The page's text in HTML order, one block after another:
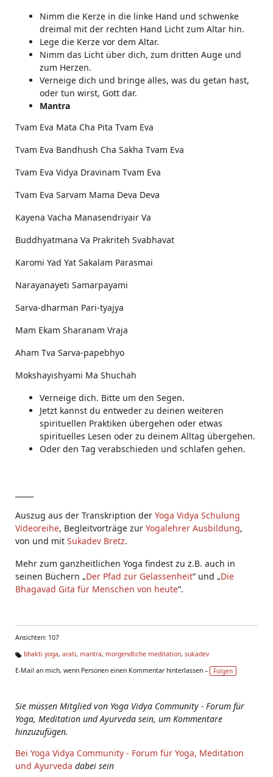
Nimm die Kerze in die linke Hand und schwenke
dreimal mit der rechten Hand Licht zum Altar hin.
Lege die Kerze vor dem Altar.
Nimm das Licht über dich, zum dritten Auge und
zum Herzen.
Verneige dich und bringe alles, was du getan hast,
oder tun wirst, Gott dar.
Mantra
Tvam Eva Mata Cha Pita Tvam Eva
Tvam Eva Bandhush Cha Sakha Tvam Eva
Tvam Eva Vidya Dravinam Tvam Eva
Tvam Eva Sarvam Mama Deva Deva
Kayena Vacha Manasendriyair Va
Buddhyatmana Va Prakriteh Svabhavat
Karomi Yad Yat Sakalam Parasmai
Narayanayeti Samarpayami
Sarva-dharman Pari-tyajya
Mam Ekam Sharanam Vraja
Aham Tva Sarva-papebhyo
Mokshayishyami Ma Shuchah
Verneige dich. Bitte um den Segen.
Jetzt kannst du entweder zu deinen weiteren
spirituellen Praktiken übergehen oder etwas
spirituelles Lesen oder zu deinem Alltag übergehen.
Oder den Tag verabschieden und schlafen gehen.
Auszug aus der Transkription der Yoga Vidya Schulung
Videoreihe, Begleitvorträge zur Yogalehrer Ausbildung,
von und mit Sukadev Bretz.
Mehr zum ganzheitlichen Yoga findest zu z.B. auch in
seinen Büchern „Der Pfad zur Gelassenheit“ und „Die
Bhagavad Gita für Menschen von heute“.
Ansichten: 107
g
bhakti yoga, arati, mantra, morgendliche meditation, sukadev
E-Mail an mich, wenn Personen einen Kommentar hinterlassen –
Folgen
Sie müssen Mitglied von Yoga Vidya Community - Forum für
Yoga, Meditation und Ayurveda sein, um Kommentare
hinzuzufügen.
Bei Yoga Vidya Community - Forum für Yoga, Meditation
und Ayurveda dabei sein